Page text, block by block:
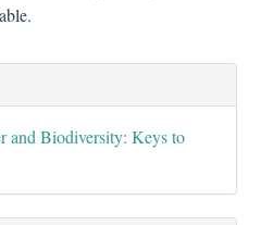
and Biodiversity: Keys to